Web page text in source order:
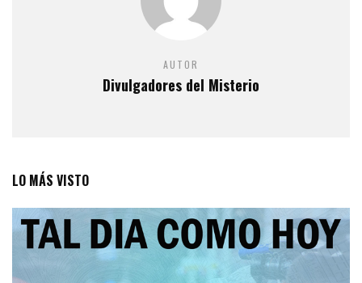
AUTOR
Divulgadores del Misterio
LO MÁS VISTO